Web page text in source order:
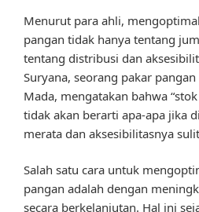
Menurut para ahli,
pangan tidak hanya tentang
tentang distribusi dan
Suryana, seorang pakar
Mada, mengatakan bahwa
tidak akan berarti apa-apa jika
merata dan aksesibilitasnya
Salah satu cara untuk
pangan adalah dengan
secara berkelanjutan. Hal ini